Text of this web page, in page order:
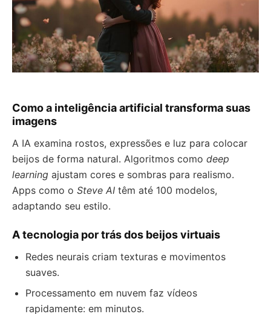
Como a inteligência artificial transforma suas
imagens
A IA examina rostos, expressões e luz para colocar
beijos de forma natural. Algoritmos como deep
learning ajustam cores e sombras para realismo.
Apps como o Steve AI têm até 100 modelos,
adaptando seu estilo.
A tecnologia por trás dos beijos virtuais
Redes neurais criam texturas e movimentos
suaves.
Processamento em nuvem faz vídeos
rapidamente: em minutos.